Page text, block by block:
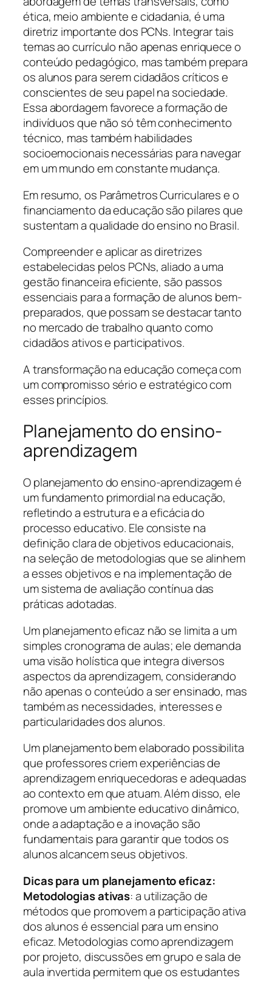
ética, meio ambiente e cidadania, é uma
diretriz importante dos PCNs. Integrar tais
temas ao currículo não apenas enriquece o
conteúdo pedagógico, mas também prepara
os alunos para serem cidadãos críticos e
conscientes de seu papel na sociedade.
Essa abordagem favorece a formação de
indivíduos que não só têm conhecimento
técnico, mas também habilidades
socioemocionais necessárias para navegar
em um mundo em constante mudança.
Em resumo, os Parâmetros Curriculares e o
financiamento da educação são pilares que
sustentam a qualidade do ensino no Brasil.
Compreender e aplicar as diretrizes
estabelecidas pelos PCNs, aliado a uma
gestão financeira eficiente, são passos
essenciais para a formação de alunos bem-
preparados, que possam se destacar tanto
no mercado de trabalho quanto como
cidadãos ativos e participativos.
A transformação na educação começa com
um compromisso sério e estratégico com
esses princípios.
Planejamento do ensino-
aprendizagem
O planejamento do ensino-aprendizagem é
um fundamento primordial na educação,
refletindo a estrutura e a eficácia do
processo educativo. Ele consiste na
definição clara de objetivos educacionais,
na seleção de metodologias que se alinhem
a esses objetivos e na implementação de
um sistema de avaliação contínua das
práticas adotadas.
Um planejamento eficaz não se limita a um
simples cronograma de aulas; ele demanda
uma visão holística que integra diversos
aspectos da aprendizagem, considerando
não apenas o conteúdo a ser ensinado, mas
também as necessidades, interesses e
particularidades dos alunos.
Um planejamento bem elaborado possibilita
que professores criem experiências de
aprendizagem enriquecedoras e adequadas
ao contexto em que atuam. Além disso, ele
promove um ambiente educativo dinâmico,
onde a adaptação e a inovação são
fundamentais para garantir que todos os
alunos alcancem seus objetivos.
Dicas para um planejamento eficaz:
Metodologias ativas: a utilização de
métodos que promovem a participação ativa
dos alunos é essencial para um ensino
eficaz. Metodologias como aprendizagem
por projeto, discussões em grupo e sala de
aula invertida permitem que os estudantes